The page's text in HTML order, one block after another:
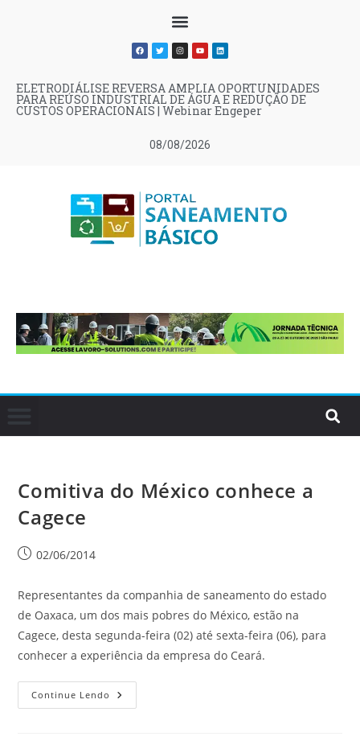
08/08/2026
ELETRODIÁLISE REVERSA AMPLIA OPORTUNIDADES
PARA REÚSO INDUSTRIAL DE ÁGUA E REDUÇÃO DE
CUSTOS OPERACIONAIS | Webinar Engeper
Comitiva do México conhece a
Cagece
02/06/2014
Representantes da companhia de saneamento do estado
de Oaxaca, um dos mais pobres do México, estão na
Cagece, desta segunda-feira (02) até sexta-feira (06), para
conhecer a experiência da empresa do Ceará.
Continue Lendo